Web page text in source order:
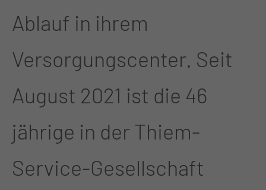
Ablauf in ihrem
Versorgungscenter. Seit
August 2021 ist die 46
jährige in der Thiem-
Service-Gesellschaft